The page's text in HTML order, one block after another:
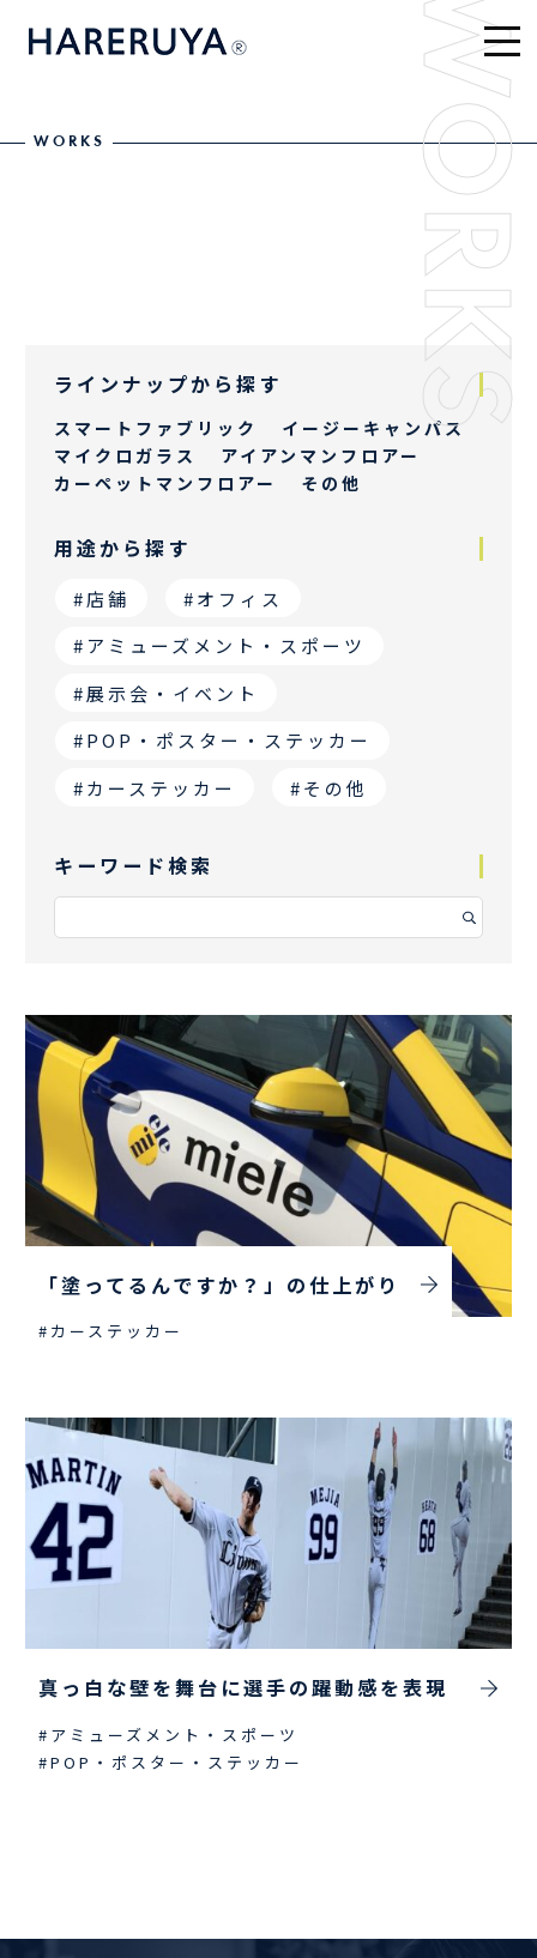
WORKS WORKS
ラインナップから探す
スマートファブリック
イージーキャンパス
マイクロガラス
アイアンマンフロアー
カーペットマンフロアー
その他
用途から探す
#店舗
#オフィス
#アミューズメント・スポーツ
#展示会・イベント
#POP・ポスター・ステッカー
#カーステッカー
#その他
キーワード検索
「塗ってるんですか？」の仕上がり
#カーステッカー
真っ白な壁を舞台に選手の躍動感を表現
#アミューズメント・スポーツ
#POP・ポスター・ステッカー